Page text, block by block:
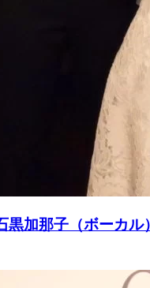
加那子（ボーカ